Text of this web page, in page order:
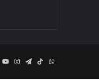
YouInstagram
Telegram
TikTokWhatsApp